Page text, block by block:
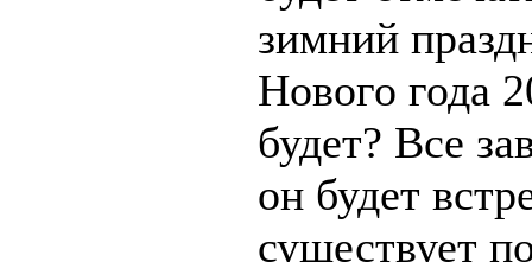
зимний
Нового года
будет? Все
он будет
существует